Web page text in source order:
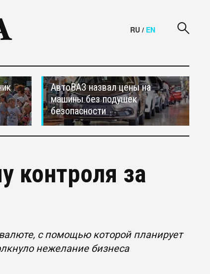
RU / EN
АвтоВАЗ назвал цены на
машины без подушек
безопасности
контроля за
с помощью которой планирует
нежелание бизнеса